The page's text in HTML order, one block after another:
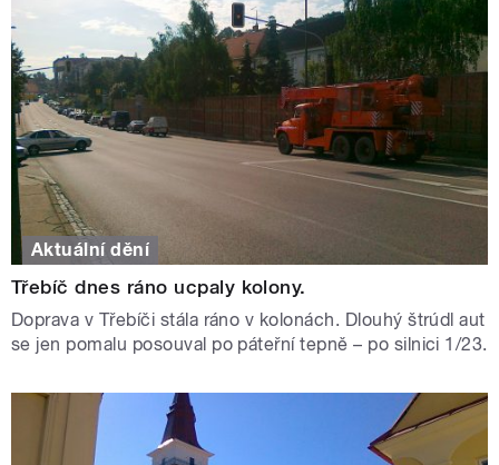
Aktuální dění
Třebíč dnes ráno ucpaly kolony.
Doprava v Třebíči stála ráno v kolonách. Dlouhý štrúdl aut
se jen pomalu posouval po páteřní tepně – po silnici 1/23.